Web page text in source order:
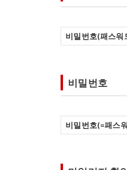
비밀번호(패스워
비밀번호
비밀번호(=패스